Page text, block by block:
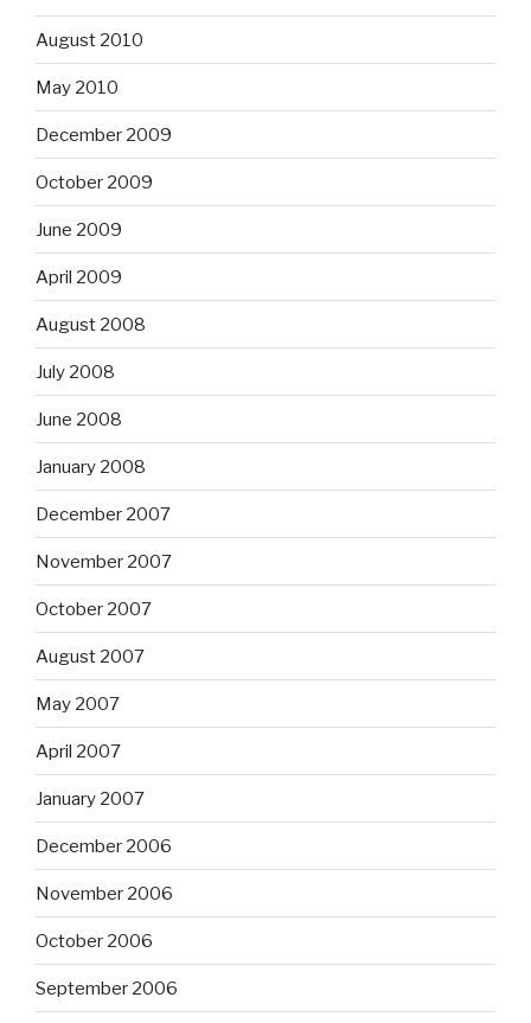
August 2010
May 2010
December 2009
October 2009
June 2009
April 2009
August 2008
July 2008
June 2008
January 2008
December 2007
November 2007
October 2007
August 2007
May 2007
April 2007
January 2007
December 2006
November 2006
October 2006
September 2006